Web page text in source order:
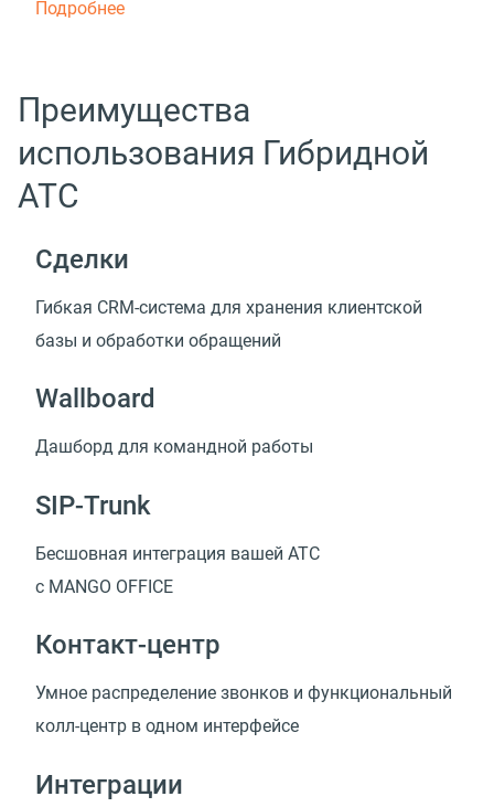
Подробнее
Преимущества
использования Гибридной
АТС
Сделки
Гибкая CRM-система для хранения клиентской
базы и обработки обращений
Wallboard
Дашборд для командной работы
SIP-Trunk
Бесшовная интеграция вашей АТС
с MANGO OFFICE
Контакт-центр
Умное распределение звонков и функциональный
колл-центр в одном интерфейсе
Интеграции